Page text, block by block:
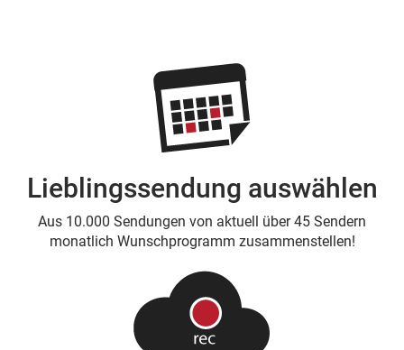
Lieblingssendung auswählen
Aus 10.000 Sendungen von aktuell über 45 Sendern
monatlich Wunschprogramm zusammenstellen!